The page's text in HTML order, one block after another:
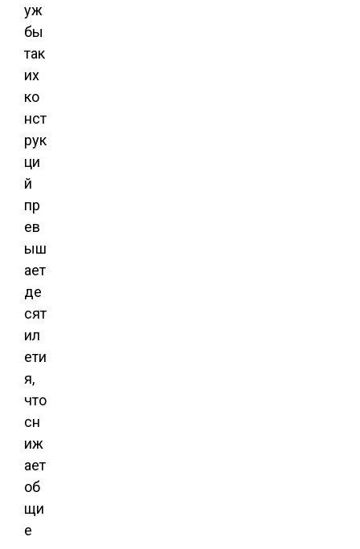
уж
бы
так
их
ко
нст
рук
ци
й
пр
ев
ыш
ает
де
сят
ил
ети
я,
что
сн
иж
ает
об
щи
е